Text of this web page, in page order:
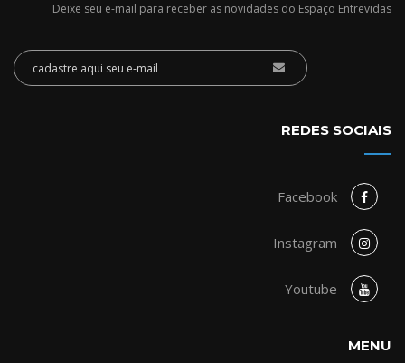
Deixe seu e-mail para receber as novidades do Espaço Entrevidas
REDES SOCIAIS
Facebook
Instagram
Youtube
MENU